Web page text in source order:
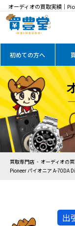
オーディオの買取実績｜
ーテッドアンプを高価買取
初めての方へ
買取専門店 オーディオの
Pioneer パイオニア A-70DA
出